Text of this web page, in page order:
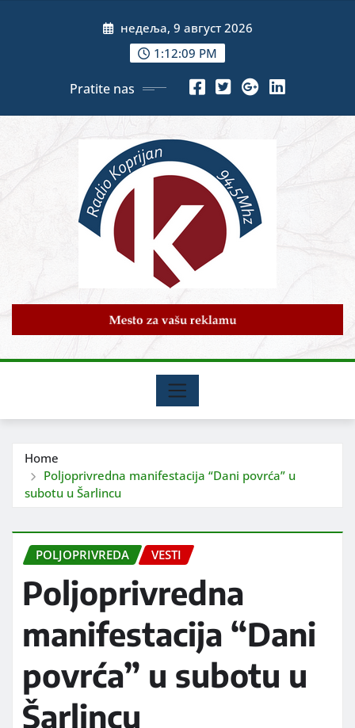
недеља, 9 август 2026
1:12:11 PM
Pratite nas
Home
Poljoprivredna manifestacija “Dani povrća” u
subotu u Šarlincu
POLJOPRIVREDA VESTI
Poljoprivredna
manifestacija “Dani
povrća” u subotu u
Šarlincu